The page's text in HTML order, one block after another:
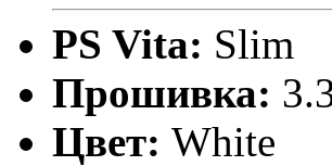
PS Vita: Slim
Прошивка:
Цвет: White